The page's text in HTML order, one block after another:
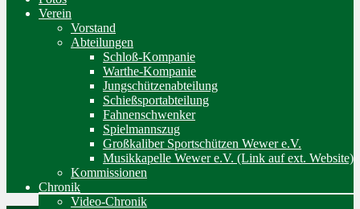
Verein
Vorstand
Abteilungen
Schloß-Kompanie
Warthe-Kompanie
Jungschützenabteilung
Schießsportabteilung
Fahnenschwenker
Spielmannszug
Großkaliber Sportschützen Wewer e.V.
Musikkapelle Wewer e.V. (Link auf ext. Website)
Kommissionen
Chronik
Video-Chronik